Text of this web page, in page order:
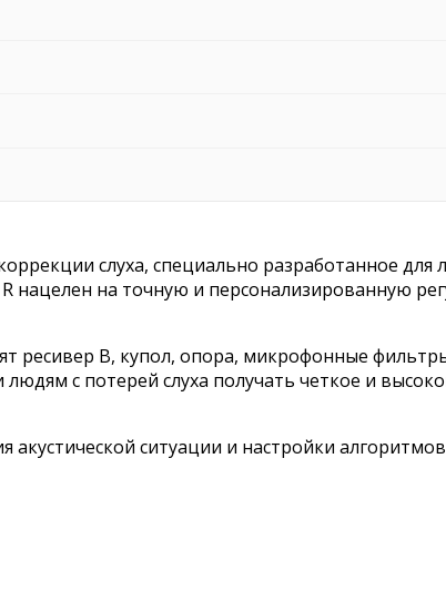
слуха, специально разработанное
нацелен на точную и персонализированную
ресивер В, купол, опора, микрофонные
с потерей слуха получать четкое и
акустической ситуации и настройки алгоритмов